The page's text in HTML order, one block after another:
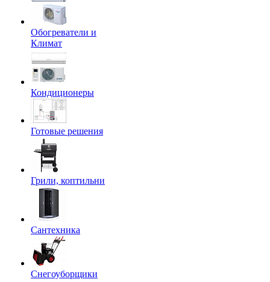
Обогреватели и
Климат
Кондиционеры
Готовые решения
Грили, коптильни
Сантехника
Снегоуборщики